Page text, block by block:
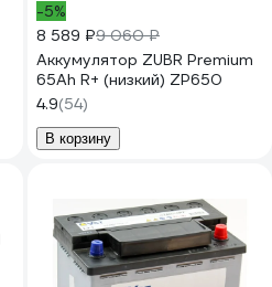
-5%
8 589 ₽9 060 ₽
Аккумулятор ZUBR Premium
65Ah R+ (низкий) ZP650
4.9(54)
В корзину